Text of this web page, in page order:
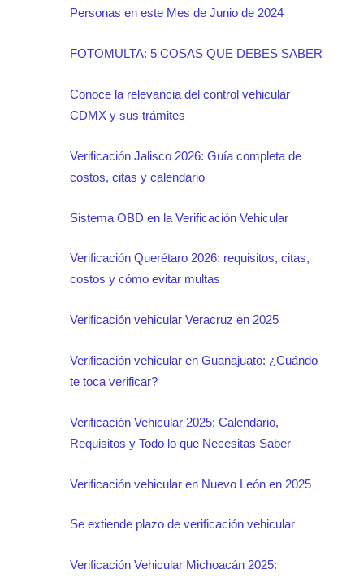
Personas en este Mes de Junio de 2024
FOTOMULTA: 5 COSAS QUE DEBES SABER
Conoce la relevancia del control vehicular
CDMX y sus trámites
Verificación Jalisco 2026: Guía completa de
costos, citas y calendario
Sistema OBD en la Verificación Vehicular
Verificación Querétaro 2026: requisitos, citas,
costos y cómo evitar multas
Verificación vehicular Veracruz en 2025
Verificación vehicular en Guanajuato: ¿Cuándo
te toca verificar?
Verificación Vehicular 2025: Calendario,
Requisitos y Todo lo que Necesitas Saber
Verificación vehicular en Nuevo León en 2025
Se extiende plazo de verificación vehicular
Verificación Vehicular Michoacán 2025: